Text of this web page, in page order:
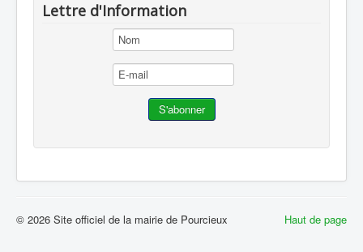
Lettre d'Information
Haut de page
© 2026 Site officiel de la mairie de Pourcieux